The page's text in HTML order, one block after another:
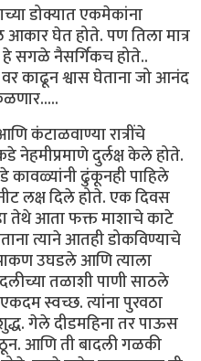
डोक्यात एकमेकांना
घेत होते. पण तिला मात्र
हे सगळे नैसर्गिकच होते..
काढून श्वास घेताना जो आनंद
कंटाळवाण्या रात्रींचे
दुर्लक्ष केले होते.
कावळ्यांनी ढुंकूनही पाहिले
लक्ष दिले होते. एक दिवस
तेथे आता फक्त माशाचे काटे
त्याने आतही डोकविण्याचे
उघडले आणि त्याला
तळाशी पाणी साठले
स्वच्छ. त्यांना पुरवठा
गेले दीडमहिना तर पाऊस
आणि ती बादली गळकी